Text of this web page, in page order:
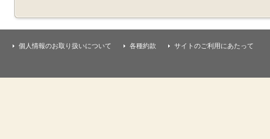
個人情報のお取り扱いについて 各種約款 サイトのご利用にあたって